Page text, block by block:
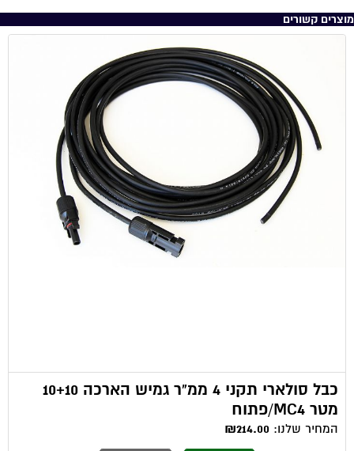
מוצרים קשורים
כבל סולארי תקני 4 ממ"ר גמיש הארכה 10+10
מטר MC4/פתוח
המחיר שלנו: ₪214.00